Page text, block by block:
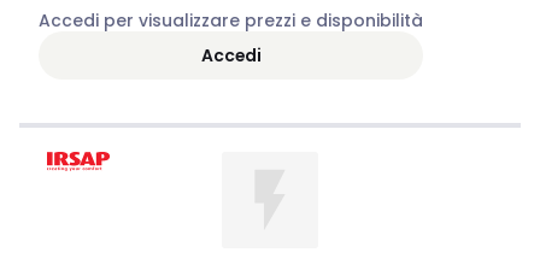
Accedi per visualizzare prezzi e disponibilità
Accedi